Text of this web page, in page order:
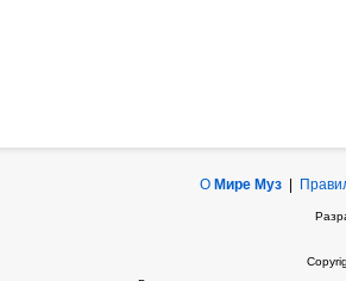
О Мире Муз|